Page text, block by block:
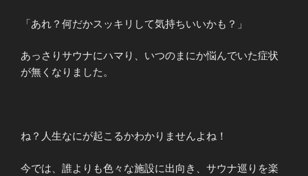
「あれ？何だかスッキリして気持ちいいかも？」
あっさりサウナにハマり、いつのまにか悩んでいた症状
が無くなりました。
ね？人生なにが起こるかわかりませんよね！
今では、誰よりも色々な施設に出向き、サウナ巡りを楽